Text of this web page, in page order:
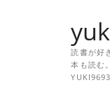
読書が好
本も読む